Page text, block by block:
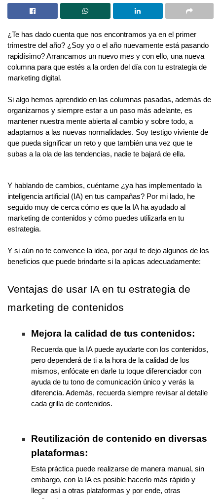
¿Te has dado cuenta que nos encontramos ya en el primer
trimestre del año? ¿Soy yo o el año nuevamente está pasando
rapidísimo? Arrancamos un nuevo mes y con ello, una nueva
columna para que estés a la orden del día con tu estrategia de
marketing digital.
Si algo hemos aprendido en las columnas pasadas, además de
organizarnos y siempre estar a un paso más adelante, es
mantener nuestra mente abierta al cambio y sobre todo, a
adaptarnos a las nuevas normalidades. Soy testigo viviente de
que pueda significar un reto y que también una vez que te
subas a la ola de las tendencias, nadie te bajará de ella.
Y hablando de cambios, cuéntame ¿ya has implementado la
inteligencia artificial (IA) en tus campañas? Por mi lado, he
seguido muy de cerca cómo es que la IA ha ayudado al
marketing de contenidos y cómo puedes utilizarla en tu
estrategia.
Y si aún no te convence la idea, por aquí te dejo algunos de los
beneficios que puede brindarte si la aplicas adecuadamente:
Ventajas de usar IA en tu estrategia de
marketing de contenidos
Mejora la calidad de tus contenidos:
Recuerda que la IA puede ayudarte con los contenidos,
pero dependerá de ti a la hora de la calidad de los
mismos, enfócate en darle tu toque diferenciador con
ayuda de tu tono de comunicación único y verás la
diferencia. Además, recuerda siempre revisar al detalle
cada grilla de contenidos.
Reutilización de contenido en diversas
plataformas:
Esta práctica puede realizarse de manera manual, sin
embargo, con la IA es posible hacerlo más rápido y
llegar así a otras plataformas y por ende, otras